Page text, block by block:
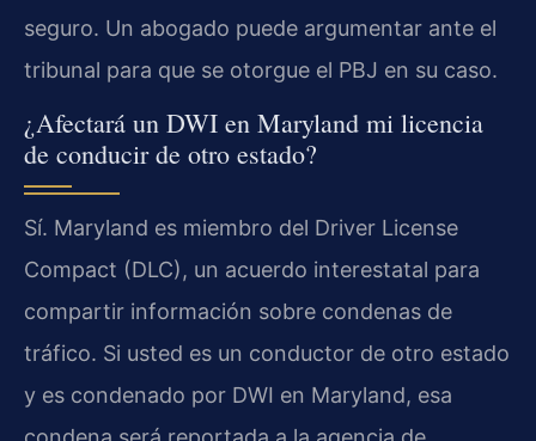
seguro. Un abogado puede argumentar ante el
tribunal para que se otorgue el PBJ en su caso.
¿Afectará un DWI en Maryland mi licencia
de conducir de otro estado?
Sí. Maryland es miembro del Driver License
Compact (DLC), un acuerdo interestatal para
compartir información sobre condenas de
tráfico. Si usted es un conductor de otro estado
y es condenado por DWI en Maryland, esa